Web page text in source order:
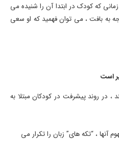
که کودک در ابتدا آن را شنیده می
به بافت ، می توان فهمید که او سعی
، در روند پیشرفت در کودکان مبتلا به
آنها ، “تکه های” زبان را تکرار می